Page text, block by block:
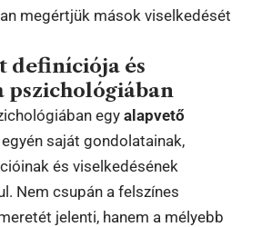
megértjük mások viselkedését
definíciója és
pszichológiában
egyalapvető
egyén saját gondolatainak,
és viselkedésének
Nem csupán a felszínes
jelenti, hanem a mélyebb